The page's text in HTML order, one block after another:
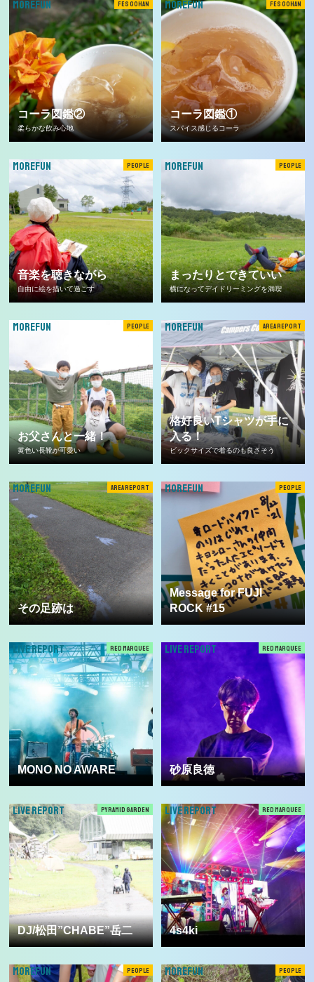
MOREFUN FES GOHAN
コーラ図鑑②
柔らかな飲み心地
MOREFUN FES GOHAN
コーラ図鑑①
スパイス感じるコーラ
MOREFUN PEOPLE
音楽を聴きながら
自由に絵を描いて過ごす
MOREFUN PEOPLE
まったりとできていい
横になってデイドリーミングを満喫
MOREFUN PEOPLE
お父さんと一緒！
黄色い長靴が可愛い
MOREFUN AREA REPORT
格好良いTシャツが手に
入る！
ビックサイズで着るのも良さそう
MOREFUN AREA REPORT
その足跡は
MOREFUN PEOPLE
Message for FUJI
ROCK #15
LIVE REPORT RED MARQUEE
MONO NO AWARE
LIVE REPORT RED MARQUEE
砂原良徳
LIVE REPORT PYRAMID GARDEN
DJ/松田”CHABE”岳二
LIVE REPORT RED MARQUEE
4s4ki
MOREFUN PEOPLE MOREFUN PEOPLE